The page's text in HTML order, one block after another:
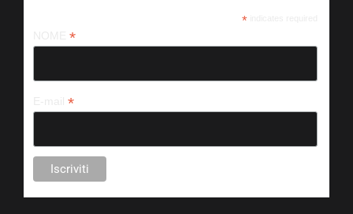
*indicates required
*
*